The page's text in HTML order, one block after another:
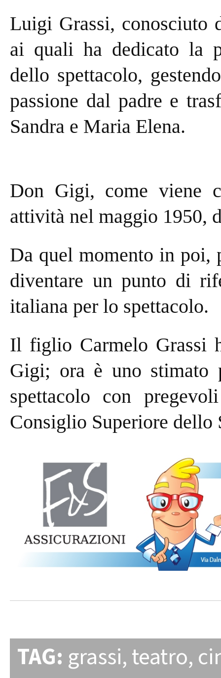
Luigi Grassi, conosciuto
ai quali ha dedicato la
dello spettacolo,
passione dal padre e
Sandra e Maria Elena.
Don Gigi, come viene
attività nel maggio 1950,
Da quel momento in poi,
diventare un punto di
italiana per lo spettacolo.
Il figlio Carmelo Grassi
Gigi; ora è uno stimato
spettacolo con
Consiglio Superiore dello
TAG: grassi,teatro,